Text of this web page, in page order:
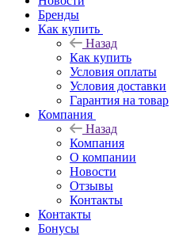
Бренды
Как купить
Назад
Как купить
Условия оплаты
Условия доставки
Гарантия на товар
Компания
Назад
Компания
О компании
Новости
Отзывы
Контакты
Контакты
Бонусы